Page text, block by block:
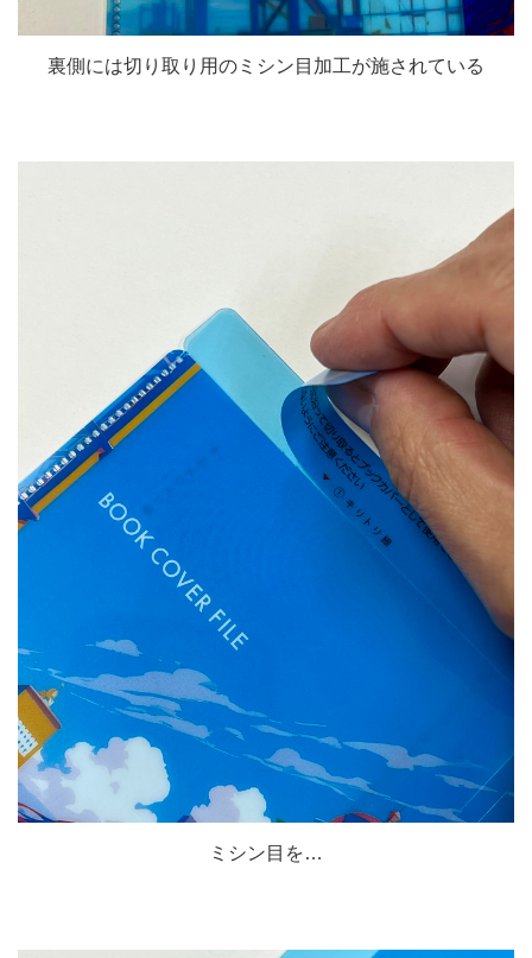
裏側には切り取り用のミシン目加工が施されている
ミシン目を…